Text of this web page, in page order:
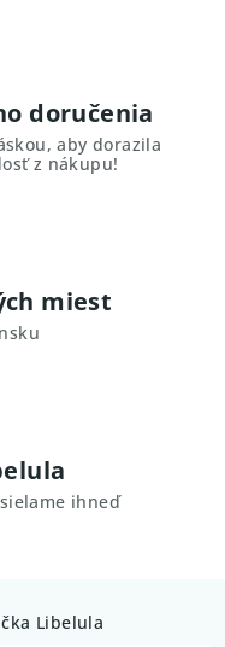
doručenia
aby dorazila
z nákupu!
miest
ihneď
Libelula